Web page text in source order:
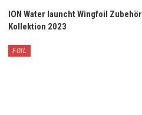
ION Water launcht Wingfoil Zubehör
Kollektion 2023
FOIL